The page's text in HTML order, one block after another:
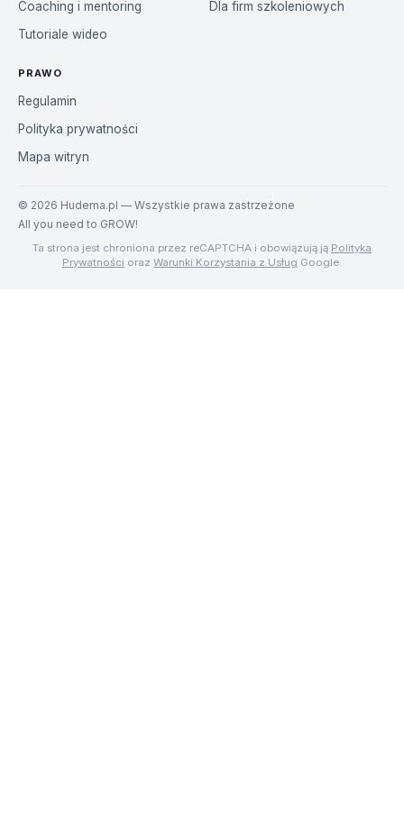
Coaching i mentoring
Tutoriale wideo
Dla firm szkoleniowych
PRAWO
Regulamin
Polityka prywatności
Mapa witryn
© 2026 Hudema.pl — Wszystkie prawa zastrzeżone
All you need to GROW!
Ta strona jest chroniona przez reCAPTCHA i obowiązują ją Polityka
Prywatności oraz Warunki Korzystania z Usług Google.